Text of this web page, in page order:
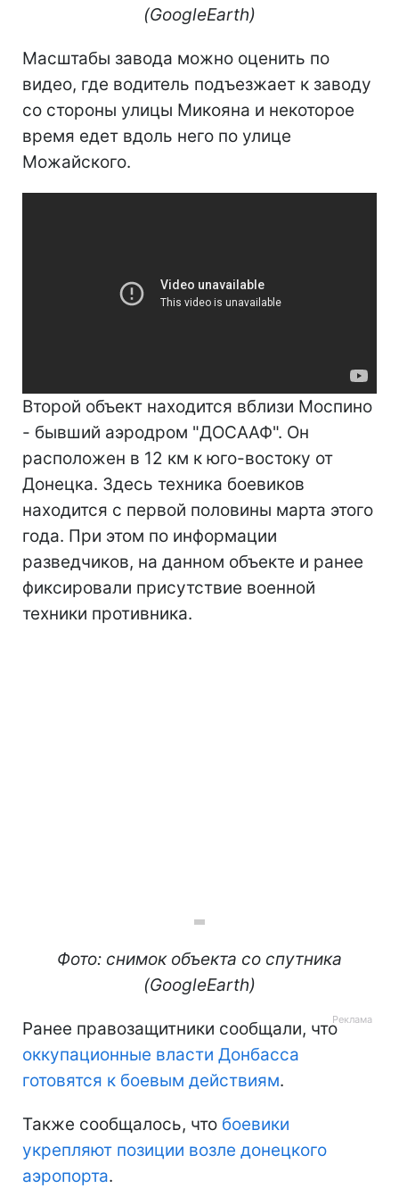
(GoogleEarth)
Масштабы завода можно оценить по
видео, где водитель подъезжает к заводу
со стороны улицы Микояна и некоторое
время едет вдоль него по улице
Можайского.
Второй объект находится вблизи Моспино
- бывший аэродром "ДОСААФ". Он
расположен в 12 км к юго-востоку от
Донецка. Здесь техника боевиков
находится с первой половины марта этого
года. При этом по информации
разведчиков, на данном объекте и ранее
фиксировали присутствие военной
техники противника.
Фото: снимок объекта со спутника
(GoogleEarth)
Ранее правозащитники сообщали, что
оккупационные власти Донбасса
готовятся к боевым действиям.
Также сообщалось, что боевики
укрепляют позиции возле донецкого
аэропорта.